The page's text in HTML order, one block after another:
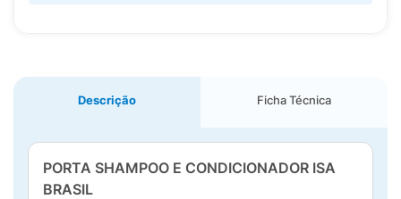
Descrição Ficha Técnica
PORTA SHAMPOO E CONDICIONADOR ISA
BRASIL